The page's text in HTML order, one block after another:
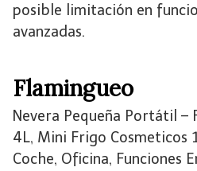
posible limitación en
avanzadas.
Flamingueo
Nevera Pequeña Portátil –
4L, Mini Frigo Cosmeticos
Coche, Oficina, Funciones